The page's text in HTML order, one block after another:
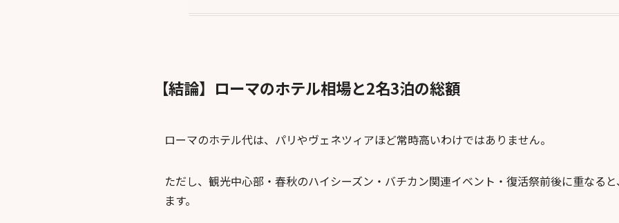
【結論】ローマのホテル相場と2名3泊の総額
ローマのホテル代は、パリやヴェネツィアほど常時高いわけではありません。
ただし、観光中心部・春秋のハイシーズン・バチカン関連イベント・復活祭前後に重なる
ます。